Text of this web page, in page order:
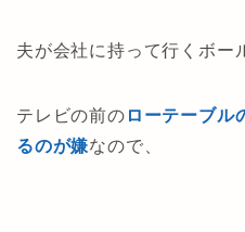
夫が会社に持って行くボー
テレビの前の ローテーブル
るのが嫌なので、